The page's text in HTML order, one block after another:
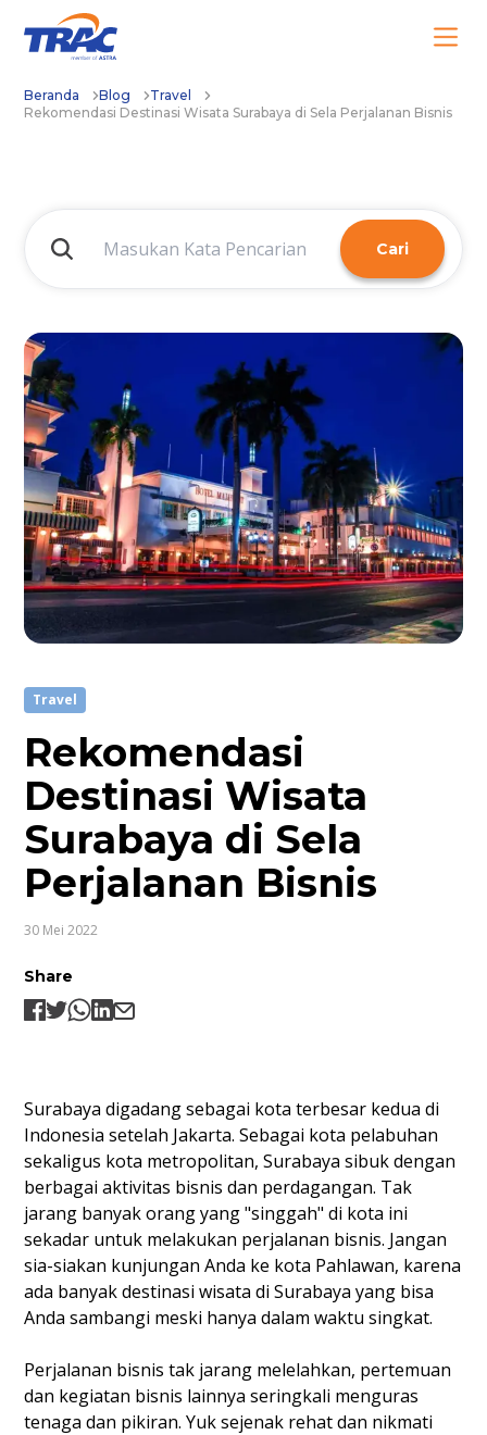
Beranda Blog
Travel
Rekomendasi Destinasi Wisata Surabaya di Sela Perjalanan Bisnis
Cari
Travel
Rekomendasi
Destinasi Wisata
Surabaya di Sela
Perjalanan Bisnis
30 Mei 2022
Share
Surabaya digadang sebagai kota terbesar kedua di
Indonesia setelah Jakarta. Sebagai kota pelabuhan
sekaligus kota metropolitan, Surabaya sibuk dengan
berbagai aktivitas bisnis dan perdagangan. Tak
jarang banyak orang yang "singgah" di kota ini
sekadar untuk melakukan perjalanan bisnis. Jangan
sia-siakan kunjungan Anda ke kota Pahlawan, karena
ada banyak destinasi wisata di Surabaya yang bisa
Anda sambangi meski hanya dalam waktu singkat.
Perjalanan bisnis tak jarang melelahkan, pertemuan
dan kegiatan bisnis lainnya seringkali menguras
tenaga dan pikiran. Yuk sejenak rehat dan nikmati